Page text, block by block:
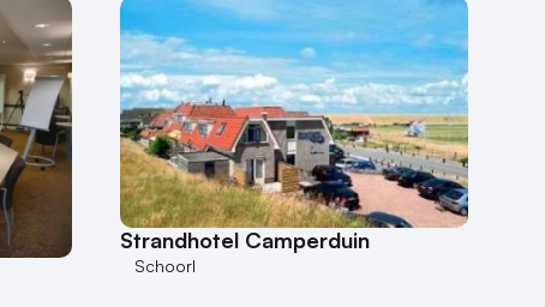
Strandhotel Camperduin
Schoorl